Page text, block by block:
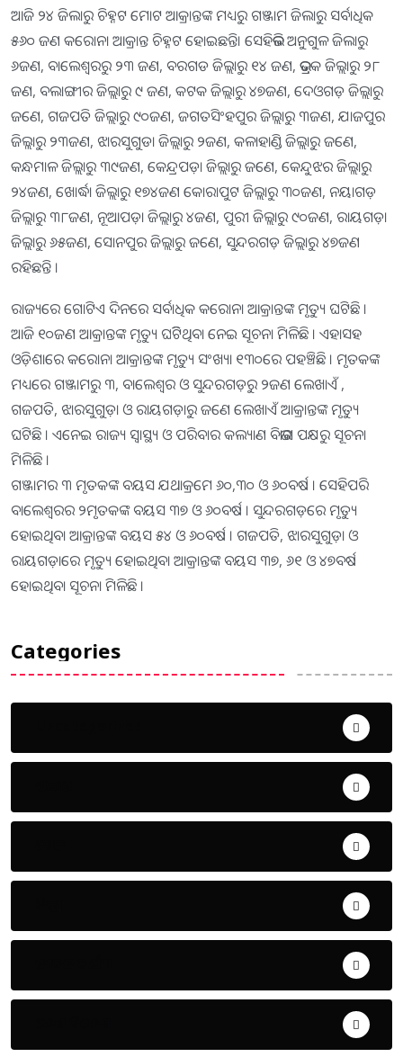
ଆଜି ୨୪ ଜିଲାରୁ ଚିହ୍ନଟ ମୋଟ ଆକ୍ରାନ୍ତଙ୍କ ମଧ୍ୟରୁ ଗଞ୍ଜାମ ଜିଲାରୁ ସର୍ବାଧିକ
୫୬୦ ଜଣ କରୋନା ଆକ୍ରାନ୍ତ ଚିହ୍ନଟ ହୋଇଛନ୍ତି। ସେହିଭଳି ଅନୁଗୁଳ ଜିଲାରୁ
୬ଜଣ, ବାଲେଶ୍ୱରରୁ ୨୩ ଜଣ, ବରଗଡ ଜିଲ୍ଲାରୁ ୧୪ ଜଣ, ଭଦ୍ରକ ଜିଲ୍ଲାରୁ ୨୮
ଜଣ, ବଲାଙ୍ଗୀର ଜିଲ୍ଲାରୁ ୯ ଜଣ, କଟକ ଜିଲ୍ଲାରୁ ୪୭ଜଣ, ଦେଓଗଡ଼ ଜିଲ୍ଲାରୁ
ଜଣେ, ଗଜପତି ଜିଲ୍ଲାରୁ ୯୦ଜଣ, ଜଗତସିଂହପୁର ଜିଲ୍ଲାରୁ ୩ଜଣ, ଯାଜପୁର
ଜିଲ୍ଲାରୁ ୨୩ଜଣ, ଝାରସୁଗୁଡା ଜିଲ୍ଲାରୁ ୨ଜଣ, କଳାହାଣ୍ଡି ଜିଲ୍ଲାରୁ ଜଣେ,
କନ୍ଧମାଳ ଜିଲ୍ଲାରୁ ୩୯ଜଣ, କେନ୍ଦ୍ରପଡ଼ା ଜିଲ୍ଲାରୁ ଜଣେ, କେନ୍ଦୁଝର ଜିଲ୍ଲାରୁ
୨୪ଜଣ, ଖୋର୍ଦ୍ଧା ଜିଲ୍ଲାରୁ ୧୭୪ଜଣ କୋରାପୁଟ ଜିଲ୍ଲାରୁ ୩୦ଜଣ, ନୟାଗଡ଼
ଜିଲ୍ଲାରୁ ୩୮ଜଣ, ନୂଆପଡ଼ା ଜିଲ୍ଲାରୁ ୪ଜଣ, ପୁରୀ ଜିଲ୍ଲାରୁ ୯୦ଜଣ, ରାୟଗଡ଼ା
ଜିଲ୍ଲାରୁ ୬୫ଜଣ, ସୋନପୁର ଜିଲ୍ଲାରୁ ଜଣେ, ସୁନ୍ଦରଗଡ଼ ଜିଲ୍ଲାରୁ ୪୭ଜଣ
ରହିଛନ୍ତି ।
ରାଜ୍ୟରେ ଗୋଟିଏ ଦିନରେ ସର୍ବାଧିକ କରୋନା ଆକ୍ରାନ୍ତଙ୍କ ମୃତ୍ୟୁ ଘଟିଛି ।
ଆଜି ୧୦ଜଣ ଆକ୍ରାନ୍ତଙ୍କ ମୃତ୍ୟୁ ଘଟିିଥିବା ନେଇ ସୂଚନା ମିଳିଛି । ଏହାସହ
ଓଡ଼ିଶାରେ କରୋନା ଆକ୍ରାନ୍ତଙ୍କ ମୃତ୍ୟୁ ସଂଖ୍ୟା ୧୩୦ରେ ପହଞ୍ଚିଛି । ମୃତକଙ୍କ
ମଧ୍ୟରେ ଗଞ୍ଜାମରୁ ୩, ବାଲେଶ୍ୱର ଓ ସୁନ୍ଦରଗଡ଼ରୁ ୨ଜଣ ଲେଖାଏଁ ,
ଗଜପତି, ଝାରସୁଗୁଡ଼ା ଓ ରାୟଗଡ଼ାରୁ ଜଣେ ଲେଖାଏଁ ଆକ୍ରାନ୍ତଙ୍କ ମୃତ୍ୟୁ
ଘଟିଛି । ଏନେଇ ରାଜ୍ୟ ସ୍ୱାସ୍ଥ୍ୟ ଓ ପରିବାର କଲ୍ୟାଣ ବିଭାଗ ପକ୍ଷରୁ ସୂଚନା
ମିଳିଛି ।
ଗଞ୍ଜାମର ୩ ମୃତକଙ୍କ ବୟସ ଯଥାକ୍ରମେ ୬୦,୩୦ ଓ ୬୦ବର୍ଷ । ସେହିପରି
ବାଲେଶ୍ୱରର ୨ମୃତକଙ୍କ ବୟସ ୩୭ ଓ ୬୦ବର୍ଷ । ସୁନ୍ଦରଗଡ଼ରେ ମୃତ୍ୟୁ
ହୋଇଥିବା ଆକ୍ରାନ୍ତଙ୍କ ବୟସ ୫୪ ଓ ୬୦ବର୍ଷ । ଗଜପତି, ଝାରସୁଗୁଡ଼ା ଓ
ରାୟଗଡ଼ାରେ ମୃତ୍ୟୁ ହୋଇଥିବା ଆକ୍ରାନ୍ତଙ୍କ ବୟସ ୩୭, ୬୧ ଓ ୪୭ବର୍ଷ
ହୋଇଥିବା ସୂଚନା ମିଳିଛି ।
Categories